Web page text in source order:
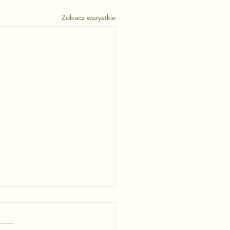
Zobacz wszystkie
w Przyszłość:
i Magazyny